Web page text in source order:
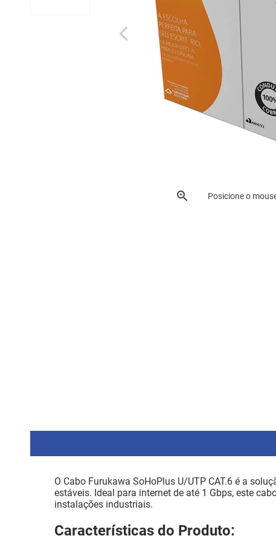
Posicione o
O Cabo Furukawa SoHoPlus U/UTP CAT.6 é a
estáveis. Ideal para internet de até 1 Gbps, este
instalações industriais.
Características do Produto: